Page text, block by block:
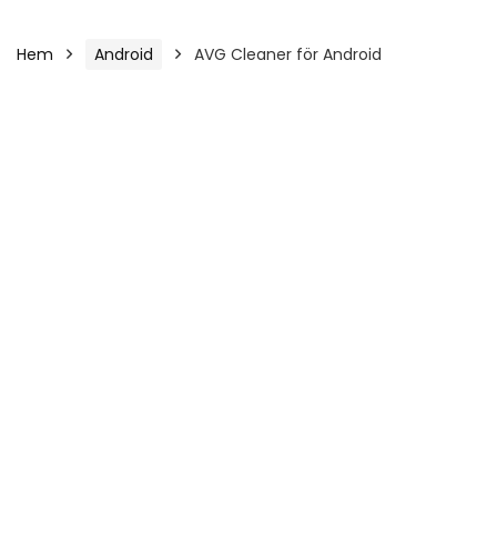
Hem Android AVG Cleaner för Android